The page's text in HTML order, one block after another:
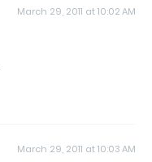
March 29, 2011 at 10:02 AM
March 29, 2011 at 10:03 AM